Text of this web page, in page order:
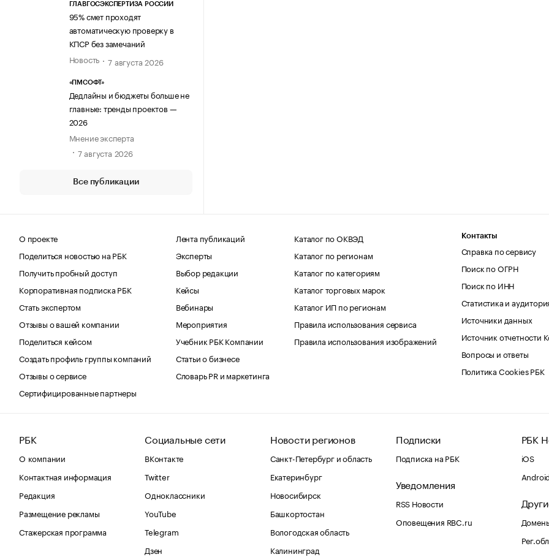
ГЛАВГОСЭКСПЕРТИЗА РОССИИ
95% смет проходят
автоматическую проверку в
КПСР без замечаний
Новость
7 августа 2026
«ПМСОФТ»
Дедлайны и бюджеты больше не
главные: тренды проектов —
2026
Мнение эксперта
7 августа 2026
Все публикации
О проекте
Поделиться новостью на РБК
Получить пробный доступ
Корпоративная подписка РБК
Стать экспертом
Отзывы о вашей компании
Поделиться кейсом
Создать профиль группы компаний
Отзывы о сервисе
Сертифицированные партнеры
Лента публикаций
Эксперты
Выбор редакции
Кейсы
Вебинары
Мероприятия
Учебник РБК Компании
Статьи о бизнесе
Словарь PR и маркетинга
Каталог по ОКВЭД
Каталог по регионам
Каталог по категориям
Каталог торговых марок
Каталог ИП по регионам
Правила использования сервиса
Правила использования изображений
Контакты
Справка по сервису
Поиск по ОГРН
Поиск по ИНН
Статистика и
Источники данных
Источник отчетности
Вопросы и ответы
Политика Cookies РБК
РБК
О компании
Контактная информация
Редакция
Размещение рекламы
Стажерская программа
Социальные сети
ВКонтакте
Twitter
Одноклассники
YouTube
Telegram
Дзен
Новости регионов
Санкт-Петербург и область
Екатеринбург
Новосибирск
Башкортостан
Вологодская область
Калининград
Подписки
Подписка на РБК
Уведомления
RSS Новости
Оповещения RBC.ru
РБК
iOS